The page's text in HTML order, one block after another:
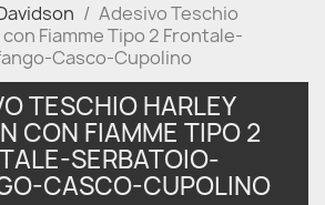
Adesivo Teschio
Fiamme Tipo 2 Frontale-
Casco-Cupolino
TESCHIO HARLEY
CON FIAMME TIPO 2
SERBATOIO-
CASCO-CUPOLINO